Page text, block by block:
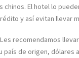
chinos. El hotel lo
y así evitan llevar
recomendamos
país de origen, dólares